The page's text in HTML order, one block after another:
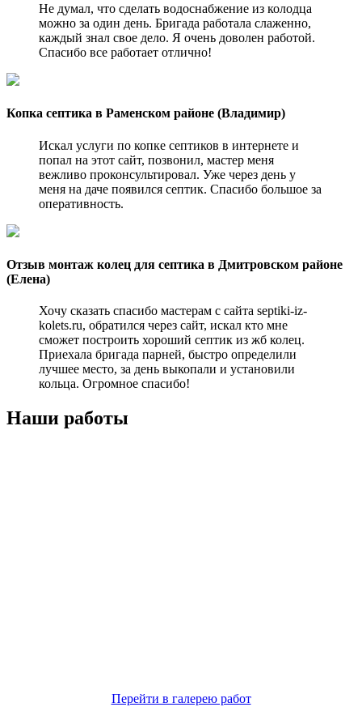
Не думал, что сделать водоснабжение из колодца
можно за один день. Бригада работала слаженно,
каждый знал свое дело. Я очень доволен работой.
Спасибо все работает отлично!
Копка септика в Раменском районе (Владимир)
Искал услуги по копке септиков в интернете и
попал на этот сайт, позвонил, мастер меня
вежливо проконсультировал. Уже через день у
меня на даче появился септик. Спасибо большое за
оперативность.
Отзыв монтаж колец для септика в Дмитровском районе
(Елена)
Хочу сказать спасибо мастерам с сайта septiki-iz-
kolets.ru, обратился через сайт, искал кто мне
сможет построить хороший септик из жб колец.
Приехала бригада парней, быстро определили
лучшее место, за день выкопали и установили
кольца. Огромное спасибо!
Наши работы
Перейти в галерею работ